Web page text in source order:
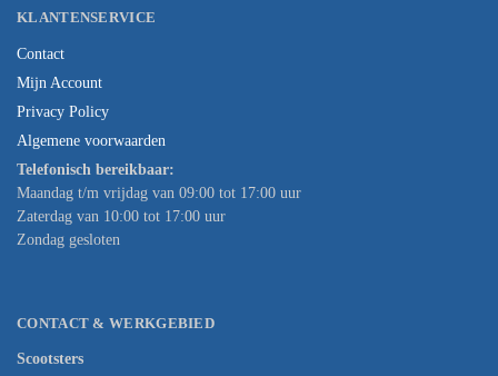
KLANTENSERVICE
Contact
Mijn Account
Privacy Policy
Algemene voorwaarden
Telefonisch bereikbaar:
Maandag t/m vrijdag van 09:00 tot 17:00 uur
Zaterdag van 10:00 tot 17:00 uur
Zondag gesloten
CONTACT & WERKGEBIED
Scootsters